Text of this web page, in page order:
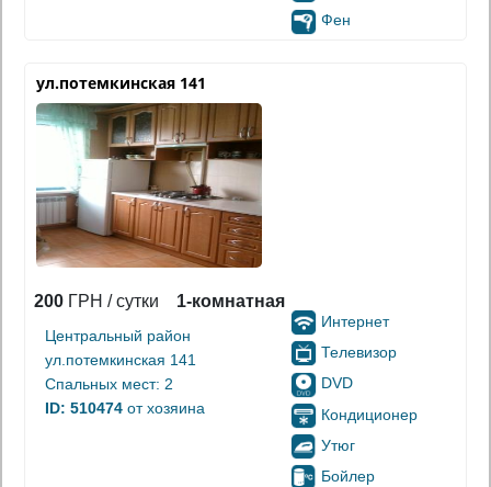
Фен
ул.потемкинская 141
200 ГРН / сутки 1-комнатная
Центральный район
ул.потемкинская 141
Спальных мест: 2
ID: 510474 от хозяина
Интернет
Телевизор
DVD
Кондиционер
Утюг
Бойлер